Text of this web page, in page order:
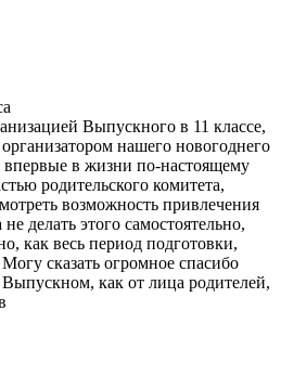
Выпускного в 11 классе,
нашего новогоднего
впервые в жизни по‑настоящему
родительского комитета,
возможность привлечения
делать этого самостоятельно,
как весь период подготовки,
сказать огромное спасибо
Выпускном, как от лица родителей,